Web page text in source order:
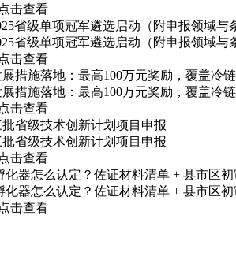
点击查看
省级单项冠军遴选启动（附申报领域与
省级单项冠军遴选启动（附申报领域与
点击查看
措施落地：最高100万元奖励，覆盖冷
措施落地：最高100万元奖励，覆盖冷
点击查看
省级技术创新计划项目申报
省级技术创新计划项目申报
点击查看
化器怎么认定？佐证材料清单 + 县市区
化器怎么认定？佐证材料清单 + 县市区
点击查看